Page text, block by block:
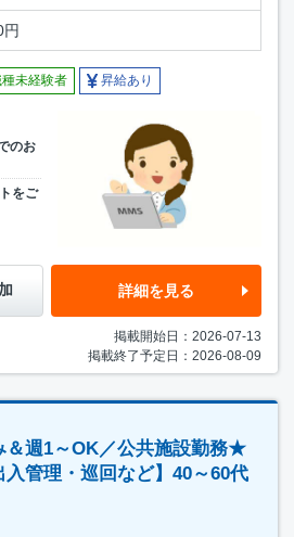
未経験者 昇給あり
のお
をご
詳細を見る
掲載開始日：2026-07-13
掲載終了予定日：2026-08-09
＆週1～OK／公共施設勤務★
管理・巡回など】40～60代